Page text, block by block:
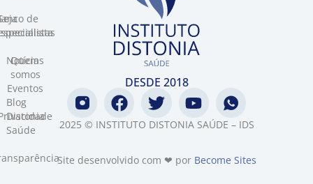
de
Quem
somos
Blog
Distonia
Saúde
DESDE 2018
2025 © INSTITUTO DISTONIA SAÚDE – IDS
Site desenvolvido com ❤ por Become Sites
Notícias
Eventos